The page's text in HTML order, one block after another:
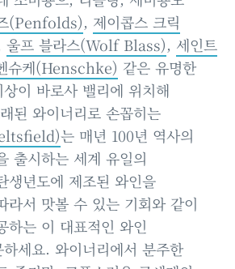
(Penfolds), 제이콥스 크릭
울프 블라스(Wolf Blass), 세인트
슈케(Henschke) 같은 유명한
이 바로사 밸리에 위치해
된 와이너리로 손꼽히는
는 매년 100년 역사의
출시하는 세계 유일의
생년도에 제조된 와인을
라서 맛볼 수 있는 기회와 같이
하는 이 대표적인 와인
세요. 와이너리에서 분주한